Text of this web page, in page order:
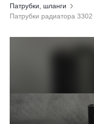
Патрубки, шланги
Патрубки радиатора